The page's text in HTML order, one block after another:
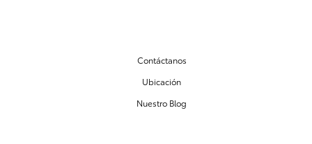
Contáctanos
Ubicación
Nuestro Blog